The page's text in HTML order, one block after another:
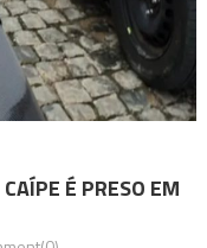
É PRESO EM